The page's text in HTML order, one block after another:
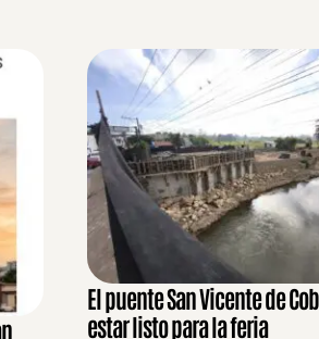
El puente San Vicente de
estar listo para la feria